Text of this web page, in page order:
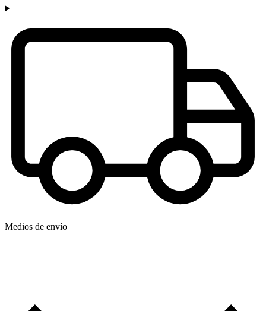
Medios de envío